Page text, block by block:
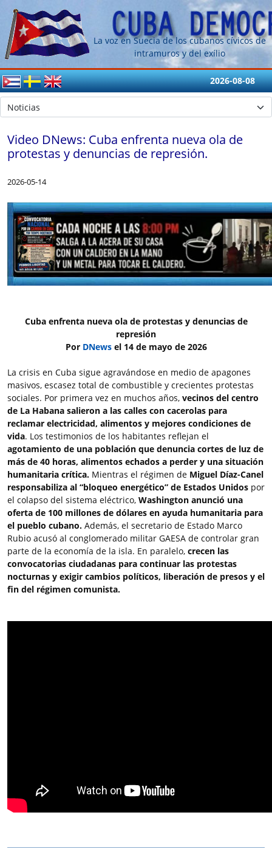
La voz en Suecia de los cubanos cívicos de
intramuros y del exílio
2026-08-08
Video DNews: Cuba enfrenta nueva ola de
protestas y denuncias de represión.
2026-05-14
Cuba enfrenta nueva ola de protestas y denuncias de
represión
Por DNews el 14 de mayo de 2026
La crisis en Cuba sigue agravándose en medio de apagones
masivos, escasez total de combustible y crecientes protestas
sociales. Por primera vez en muchos años, vecinos del centro
de La Habana salieron a las calles con cacerolas para
reclamar electricidad, alimentos y mejores condiciones de
vida. Los testimonios de los habitantes reflejan el
agotamiento de una población que denuncia cortes de luz de
más de 40 horas, alimentos echados a perder y una situación
humanitaria crítica. Mientras el régimen de Miguel Díaz-Canel
responsabiliza al “bloqueo energético” de Estados Unidos por
el colapso del sistema eléctrico, Washington anunció una
oferta de 100 millones de dólares en ayuda humanitaria para
el pueblo cubano. Además, el secretario de Estado Marco
Rubio acusó al conglomerado militar GAESA de controlar gran
parte de la economía de la isla. En paralelo, crecen las
convocatorias ciudadanas para continuar las protestas
nocturnas y exigir cambios políticos, liberación de presos y el
fin del régimen comunista.